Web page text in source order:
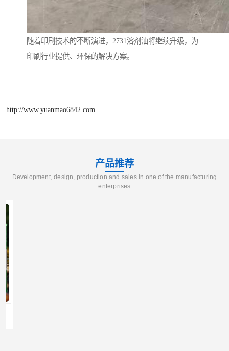
随着印刷技术的不断演进，2731溶剂油将继续升级，为
印刷行业提供、环保的解决方案。
http://www.yuanmao6842.com
产品推荐
Development, design, production and sales in one of the manufacturing
enterprises